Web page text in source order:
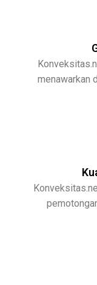
menawarkan